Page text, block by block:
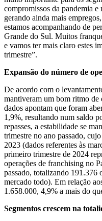
compromissos da pandemia e
gerando ainda mais
estamos acompanhando de
Grande do Sul. Muitos
e vamos ter mais claro estes
trimestre”.
Expansão do número de
De acordo com o
mantiveram um bom ritmo de
dados apontam que foram
1,9%, resultando num saldo
repasses, a estabilidade se
trimestre no ano passado,
2023 (dados referentes às
primeiro trimestre de 2024
operações de franchising no
passado, totalizando 191.376
mercado todo). Em relação
1.658.000, 4,9% a mais do
Segmentos crescem na